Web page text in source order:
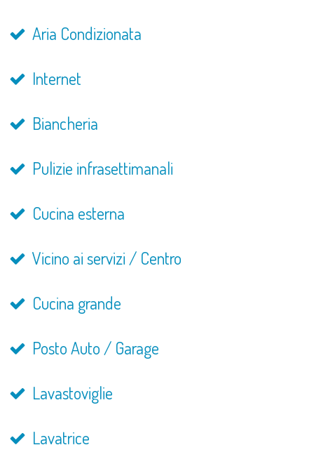
Aria Condizionata
Internet
Biancheria
Pulizie infrasettimanali
Cucina esterna
Vicino ai servizi / Centro
Cucina grande
Posto Auto / Garage
Lavastoviglie
Lavatrice